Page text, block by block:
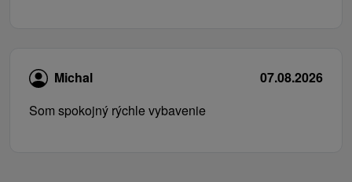
Michal
07.08.2026
Som spokojný rýchle vybavenie